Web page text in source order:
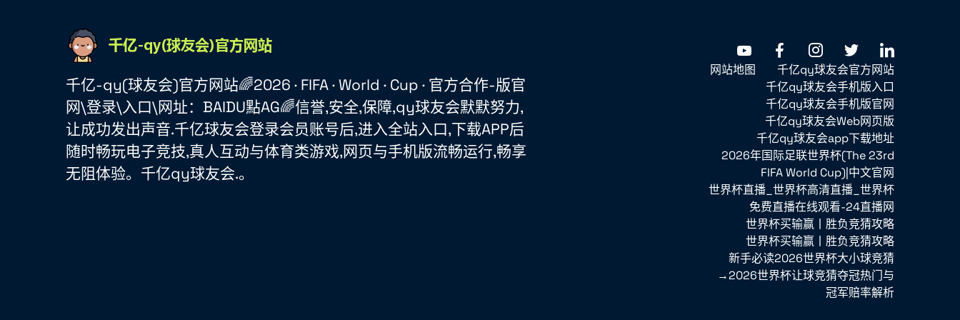
千亿-qy(球友会)官方网站🌈2026 · FIFA · World · Cup · 官方合作-版官
网\登录\入口\网址：BAIDU點AG🌈信誉,安全,保障,qy球友会默默努力,
让成功发出声音.千亿球友会登录会员账号后,进入全站入口,下载APP后
随时畅玩电子竞技,真人互动与体育类游戏,网页与手机版流畅运行,畅享
无阻体验。千亿qy球友会.。
网站地图
千亿qy球友会官方网站
千亿qy球友会手机版入口
千亿qy球友会手机版官网
千亿qy球友会Web网页版
千亿qy球友会app下载地址
2026年国际足联世界杯(The 23rd
FIFA World Cup)|中文官网
世界杯直播_世界杯高清直播_世界杯
免费直播在线观看-24直播网
世界杯买输赢丨胜负竞猜攻略
世界杯买输赢丨胜负竞猜攻略
新手必读2026世界杯大小球竞猜
→2026世界杯让球竞猜夺冠热门与
冠军赔率解析